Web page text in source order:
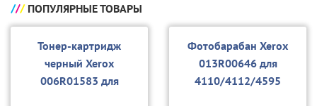
ПОПУЛЯРНЫЕ ТОВАРЫ
Тонер-картридж
черный Xerox
006R01583 для
Фотобарабан Xerox
013R00646 для
4110/4112/4595